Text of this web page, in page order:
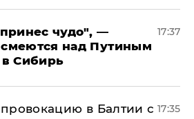
чудо", —
над Путиным
Сибирь
17:37
провокацию в Балтии с 17:35